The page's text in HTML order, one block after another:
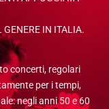
GENERE IN ITALIA.
concerti, regolari
per i tempi,
negli anni 50 e 60